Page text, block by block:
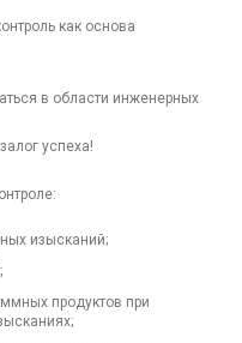
как основа
в области инженерных
успеха!
изысканий;
продуктов при